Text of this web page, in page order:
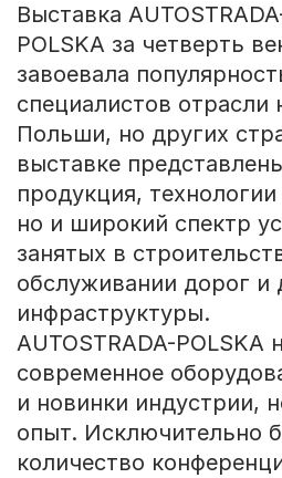
Выставка
POLSKA за четверть
завоевала
специалистов отрасли
Польши, но других
выставке
продукция,
но и широкий спектр
занятых в
обслуживании дорог и
инфраструктуры.
AUTOSTRADA-POLSKA
современное
и новинки индустрии,
опыт. Исключительно
количество